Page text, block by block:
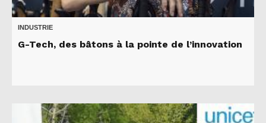
INDUSTRIE
G-Tech, des bâtons à la pointe de l’innovation